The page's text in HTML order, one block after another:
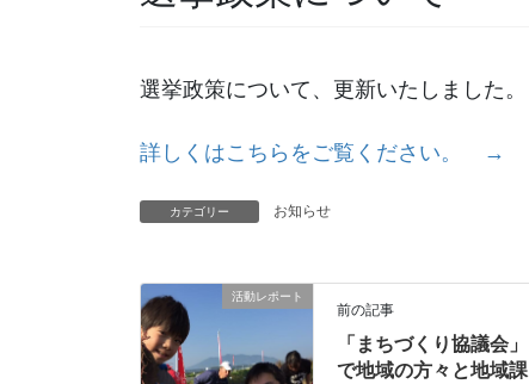
選挙政策について、更新いたしました。
詳しくはこちらをご覧ください。 →
カテゴリー お知らせ
活動レポート
前の記事
「まちづくり協議会」
で地域の方々と地域課